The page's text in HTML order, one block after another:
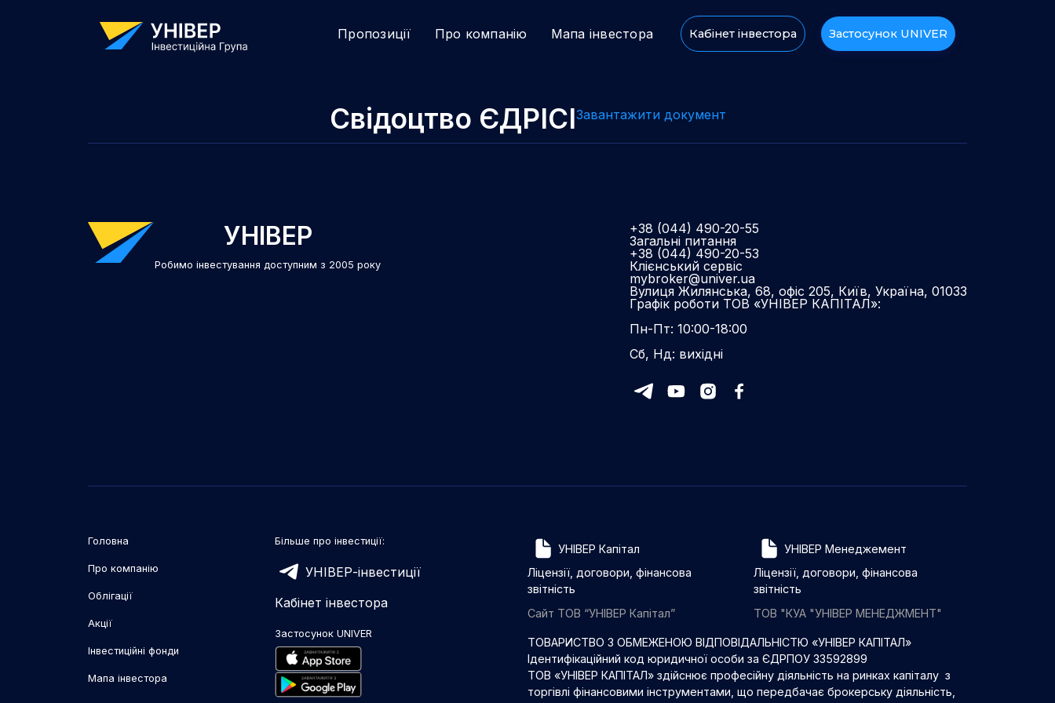
Пропозиції Про компанію Мапа інвестора Кабінет інвестора Застосунок UNIVER
Свідоцтво ЄДРІСІЗавантажити документ
УНІВЕР
Робимо інвестування доступним з 2005 року
+38 (044) 490-20-55
Загальні питання
+38 (044) 490-20-53
Клієнський сервіс
mybroker@univer.ua
Вулиця Жилянська, 68, офіс 205, Київ, Україна, 01033
Графік роботи ТОВ «УНІВЕР КАПІТАЛ»:
Пн-Пт: 10:00-18:00
Сб, Нд: вихідні
Головна
Про компанію
Облігації
Акції
Інвестиційні фонди
Мапа інвестора
Більше про інвестиції:
УНІВЕР-інвестиції
Кабінет інвестора
Застосунок UNIVER
УНІВЕР Капітал
Ліцензії, договори, фінансова
звітність
Сайт ТОВ “УНІВЕР Капітал”
УНІВЕР Менеджемент
Ліцензії, договори, фінансова
звітність
ТОВ "КУА "УНІВЕР МЕНЕДЖМЕНТ"
ТОВАРИСТВО З ОБМЕЖЕНОЮ ВІДПОВІДАЛЬНІСТЮ «УНІВЕР КАПІТАЛ»
Ідентифікаційний код юридичної особи за ЄДРПОУ 33592899
ТОВ «УНІВЕР КАПІТАЛ» здійснює професійну діяльність на ринках капіталу з
торгівлі фінансовими інструментами, що передбачає брокерську діяльність,